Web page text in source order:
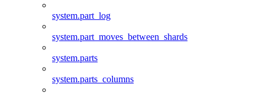
system.part_log
system.part_moves_between_shards
system.parts
system.parts_columns